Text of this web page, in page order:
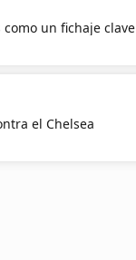
un fichaje clave
el Chelsea